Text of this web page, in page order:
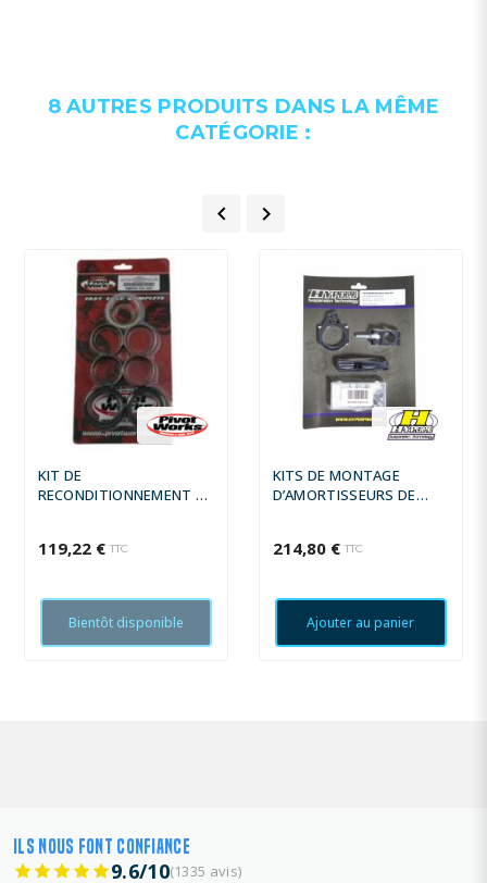
8 AUTRES PRODUITS DANS LA MÊME
CATÉGORIE :
 
KIT DE
RECONDITIONNEMENT DE
DRZ400E 2002-04
119,22 € TTC
Bientôt disponible
KITS DE MONTAGE
D’AMORTISSEURS DE
214,80 € TTC
Ajouter au panier
ILS NOUS FONT CONFIANCE
9.6/10(1335 avis)